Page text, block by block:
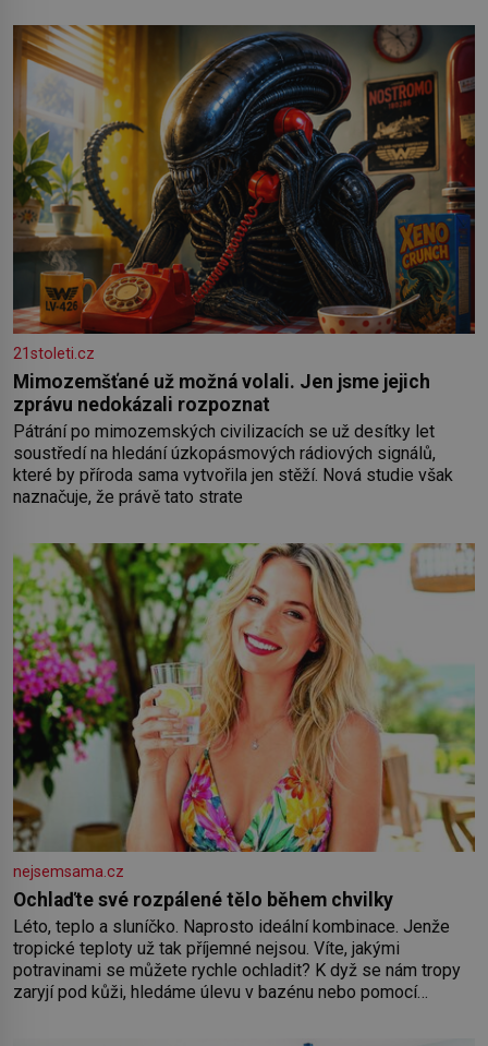
21stoleti.cz
Mimozemšťané už možná volali. Jen jsme jejich
zprávu nedokázali rozpoznat
Pátrání po mimozemských civilizacích se už desítky let
soustředí na hledání úzkopásmových rádiových signálů,
které by příroda sama vytvořila jen stěží. Nová studie však
naznačuje, že právě tato strate
nejsemsama.cz
Ochlaďte své rozpálené tělo během chvilky
Léto, teplo a sluníčko. Naprosto ideální kombinace. Jenže
tropické teploty už tak příjemné nejsou. Víte, jakými
potravinami se můžete rychle ochladit? K dyž se nám tropy
zaryjí pod kůži, hledáme úlevu v bazénu nebo pomocí